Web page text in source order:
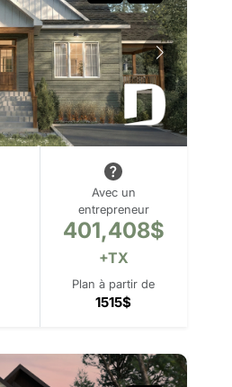
Avec un
entrepreneur
401,408$
+TX
Plan à partir de
1515$